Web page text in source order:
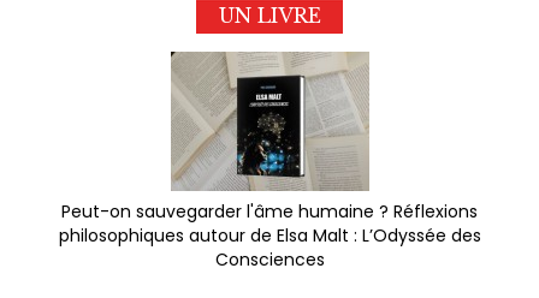
UN LIVRE
Peut-on sauvegarder l'âme humaine ? Réflexions
philosophiques autour de Elsa Malt : L’Odyssée des
Consciences